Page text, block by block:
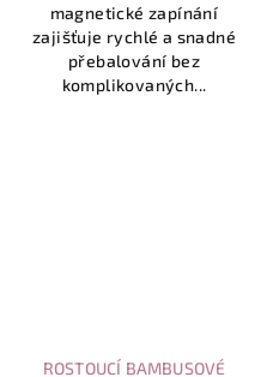
magnetické zapínání
zajišťuje rychlé a snadné
přebalování bez
komplikovaných...
ROSTOUCÍ BAMBUSOVÉ